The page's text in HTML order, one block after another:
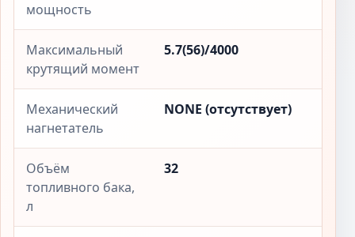
мощность
Максимальный
крутящий момент
5.7(56)/4000
Механический
нагнетатель
NONE (отсутствует)
Объём
топливного бака,
л
32